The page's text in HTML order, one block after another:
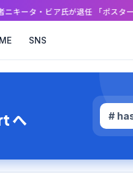
が退任 「ポスターに戻る」投稿の
SNS
へ #